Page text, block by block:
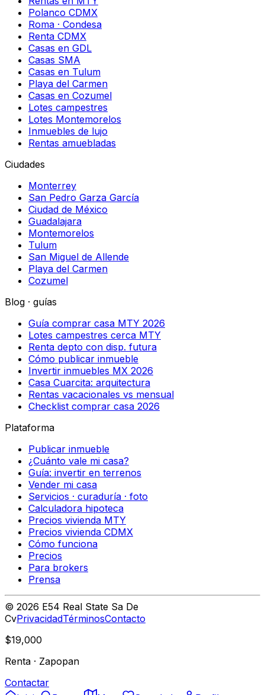
Polanco CDMX
Roma · Condesa
Renta CDMX
Casas en GDL
Casas SMA
Casas en Tulum
Playa del Carmen
Casas en Cozumel
Lotes campestres
Lotes Montemorelos
Inmuebles de lujo
Rentas amuebladas
Ciudades
Monterrey
San Pedro Garza García
Ciudad de México
Guadalajara
Montemorelos
Tulum
San Miguel de Allende
Playa del Carmen
Cozumel
Blog · guías
Guía comprar casa MTY 2026
Lotes campestres cerca MTY
Renta depto con disp. futura
Cómo publicar inmueble
Invertir inmuebles MX 2026
Casa Cuarcita: arquitectura
Rentas vacacionales vs mensual
Checklist comprar casa 2026
Plataforma
Publicar inmueble
¿Cuánto vale mi casa?
Guía: invertir en terrenos
Vender mi casa
Servicios · curaduría · foto
Calculadora hipoteca
Precios vivienda MTY
Precios vivienda CDMX
Cómo funciona
Precios
Para brokers
Prensa
© 2026 E54 Real State Sa De
CvPrivacidadTérminosContacto
$19,000
Renta · Zapopan
Contactar